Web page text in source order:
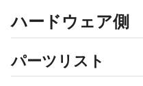
ハードウェア側
パーツリスト